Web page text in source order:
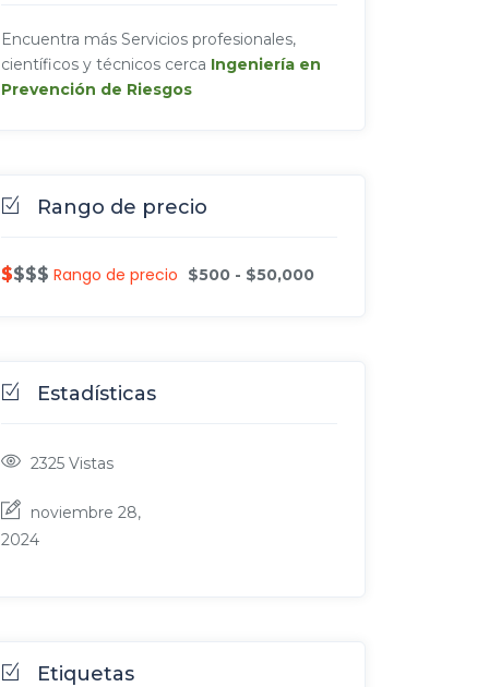
Encuentra más Servicios profesionales,
científicos y técnicos cerca Ingeniería en
Prevención de Riesgos
Rango de precio
$$$$
$ Rango de precio $500 - $50,000
Estadísticas
2325 Vistas
noviembre 28,
2024
Etiquetas